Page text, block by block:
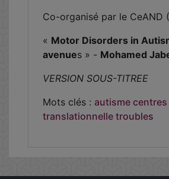
Co-organisé par le CeAND
« Motor Disorders in
avenues » - Mohamed
VERSION SOUS-TITREE
Mots clés : autisme centres
translationnelle troubles